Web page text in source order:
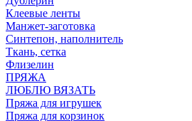
Клеевые ленты
Манжет-заготовка
Синтепон, наполнитель
Ткань, сетка
Флизелин
ПРЯЖА
ЛЮБЛЮ ВЯЗАТЬ
Пряжа для игрушек
Пряжа для корзинок